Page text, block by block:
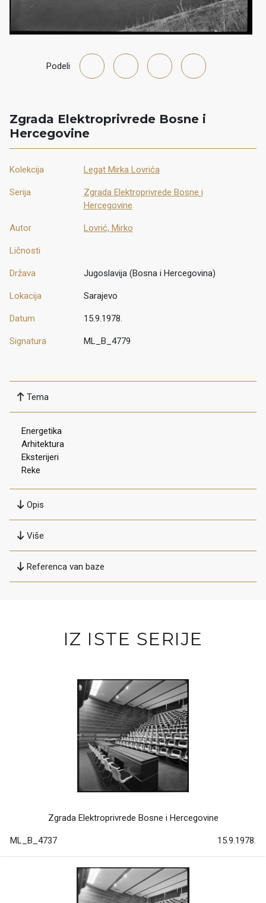
Podeli
Zgrada Elektroprivrede Bosne i
Hercegovine
Kolekcija Legat Mirka Lovrića
Serija
Zgrada Elektroprivrede Bosne i
Hercegovine
Autor Lovrić, Mirko
Ličnosti
Država Jugoslavija (Bosna i Hercegovina)
Lokacija Sarajevo
Datum 15.9.1978.
Signatura ML_B_4779
Tema
Energetika
Arhitektura
Eksterijeri
Reke
Opis
Više
Referenca van baze
IZ ISTE SERIJE
Zgrada Elektroprivrede Bosne i Hercegovine
ML_B_4737 15.9.1978.